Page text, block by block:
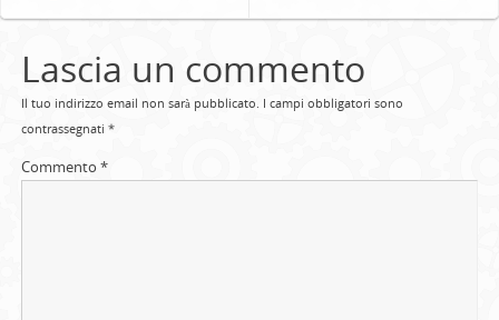
Lascia un commento
Il tuo indirizzo email non sarà pubblicato. I campi obbligatori sono
contrassegnati *
Commento *